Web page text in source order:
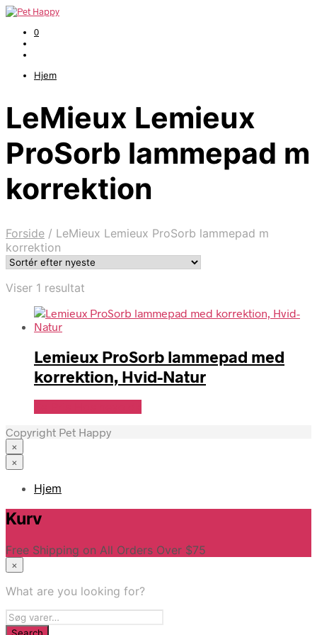
0
Hjem
LeMieux Lemieux
ProSorb lammepad m
korrektion
Forside / LeMieux Lemieux ProSorb lammepad m
korrektion
Viser 1 resultat
Lemieux ProSorb lammepad med
korrektion, Hvid-Natur
Copyright Pet Happy
×
×
Hjem
Kurv
Free Shipping on All Orders Over $75
×
What are you looking for?